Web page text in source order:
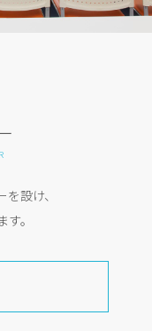
設け、
。